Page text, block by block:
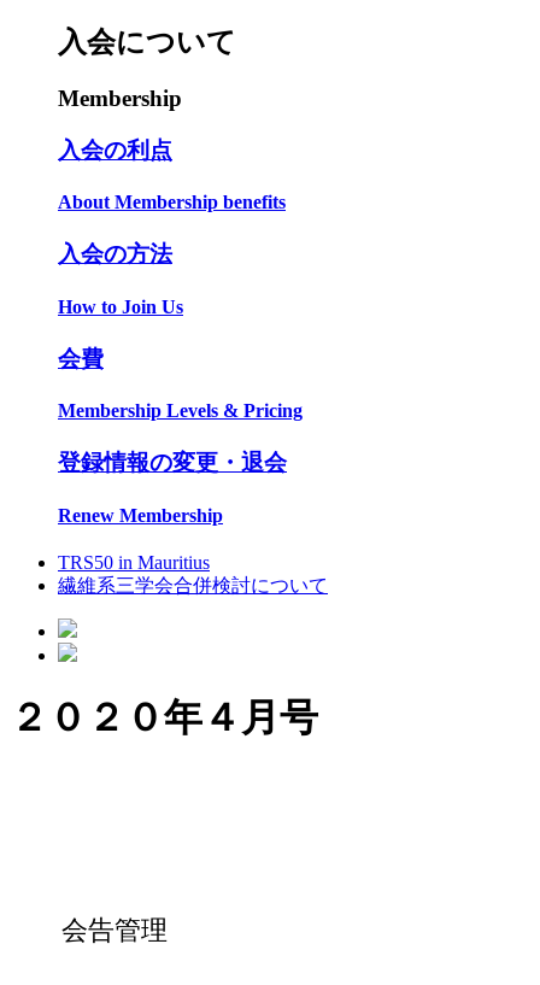
入会について
Membership
入会の利点
About Membership benefits
入会の方法
How to Join Us
会費
Membership Levels & Pricing
登録情報の変更・退会
Renew Membership
TRS50 in Mauritius
繊維系三学会合併検討について
２０２０年４月号
会告管理